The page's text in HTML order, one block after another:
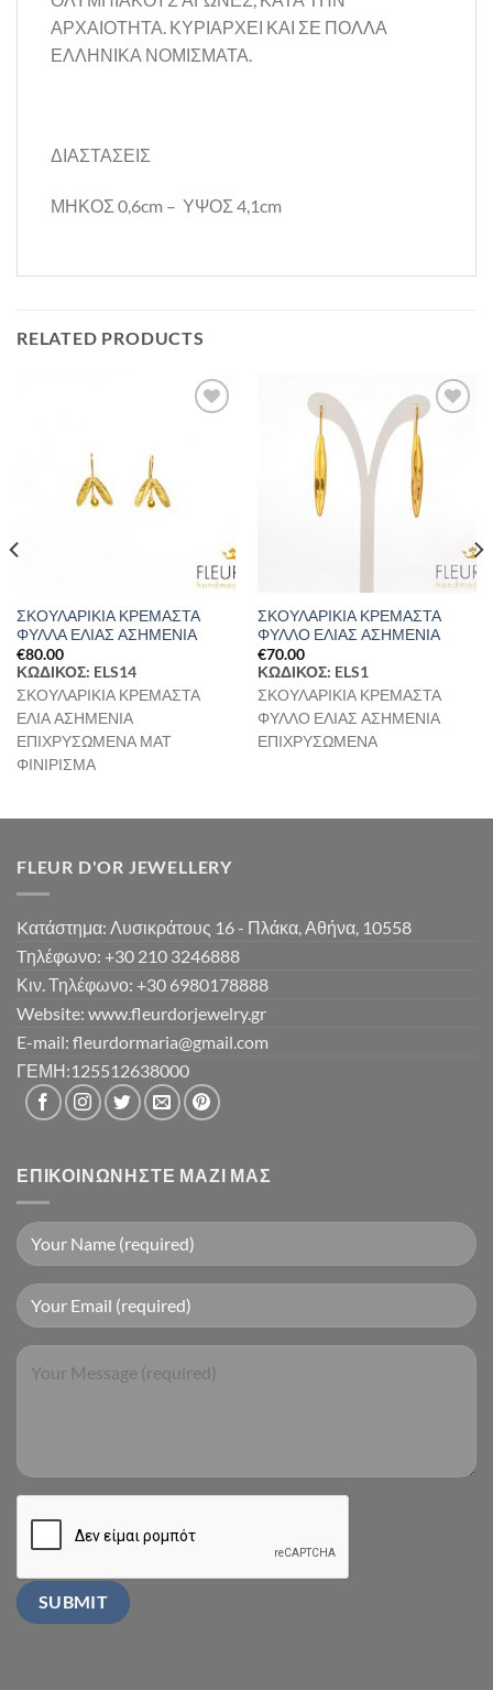
ΑΡΧΑΙΟΤΗΤΑ. ΚΥΡΙΑΡΧΕΙ ΚΑΙ ΣΕ ΠΟΛΛΑ
ΕΛΛΗΝΙΚΑ ΝΟΜΙΣΜΑΤΑ.
ΔΙΑΣΤΑΣΕΙΣ
ΜΗΚΟΣ 0,6cm – ΥΨΟΣ 4,1cm
RELATED PRODUCTS
ΣΚΟΥΛΑΡΙΚΙΑ ΚΡΕΜΑΣΤΑ
ΦΥΛΛΑ ΕΛΙΑΣ ΑΣΗΜΕΝΙΑ
€80.00
ΚΩΔΙΚΟΣ: ELS14
ΣΚΟΥΛΑΡΙΚΙΑ ΚΡΕΜΑΣΤΑ
ΕΛΙΑ ΑΣΗΜΕΝΙΑ
ΕΠΙΧΡΥΣΩΜΕΝΑ ΜΑΤ
ΦΙΝΙΡΙΣΜΑ
Προσθήκη
στη Λίστα
Επιθυμιών
ΣΚΟΥΛΑΡΙΚΙΑ ΚΡΕΜΑΣΤΑ
ΦΥΛΛΟ ΕΛΙΑΣ ΑΣΗΜΕΝΙΑ
€70.00
ΚΩΔΙΚΟΣ: ELS1
ΣΚΟΥΛΑΡΙΚΙΑ ΚΡΕΜΑΣΤΑ
ΦΥΛΛΟ ΕΛΙΑΣ ΑΣΗΜΕΝΙΑ
ΕΠΙΧΡΥΣΩΜΕΝΑ
FLEUR D'OR JEWELLERY
Kατάστημα: Λυσικράτους 16 - Πλάκα, Αθήνα, 10558
Tηλέφωνο: +30 210 3246888
Κιν. Τηλέφωνο: +30 6980178888
Website: www.fleurdorjewelry.gr
E-mail: fleurdormaria@gmail.com
ΓΕΜΗ:125512638000
ΕΠΙΚΟΙΝΩΝΉΣΤΕ ΜΑΖΊ ΜΑΣ